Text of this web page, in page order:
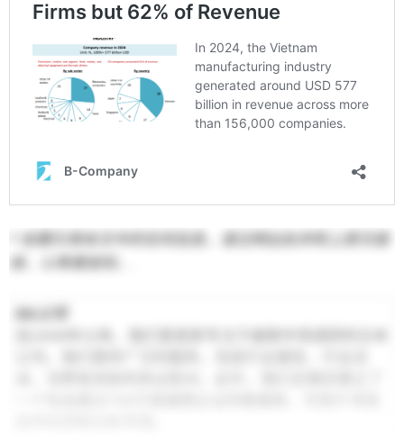
* 如需引用本文中的任何信息，请注明出处并附上原文链
接，以尊重版权。.
B&公司